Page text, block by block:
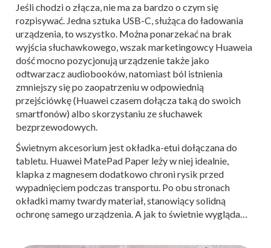
Jeśli chodzi o złącza, nie ma za bardzo o czym się
rozpisywać. Jedna sztuka USB-C, służąca do ładowania
urządzenia, to wszystko. Można ponarzekać na brak
wyjścia słuchawkowego, wszak marketingowcy Huaweia
dość mocno pozycjonują urządzenie także jako
odtwarzacz audiobooków, natomiast ból istnienia
zmniejszy się po zaopatrzeniu w odpowiednią
przejściówkę (Huawei czasem dołącza taką do swoich
smartfonów) albo skorzystaniu ze słuchawek
bezprzewodowych.
Świetnym akcesorium jest okładka-etui dołączana do
tabletu. Huawei MatePad Paper leży w niej idealnie,
klapka z magnesem dodatkowo chroni rysik przed
wypadnięciem podczas transportu. Po obu stronach
okładki mamy twardy materiał, stanowiący solidną
ochronę samego urządzenia. A jak to świetnie wygląda…